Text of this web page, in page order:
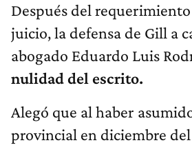
Después del
juicio, la defensa de Gill a
abogado Eduardo Luis
nulidad del escrito.
Alegó que al haber
provincial en diciembre